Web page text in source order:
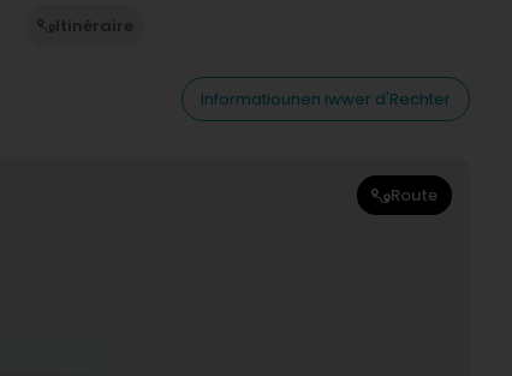
Itinéraire
Informatiounen iwwer d'Rechter
Route